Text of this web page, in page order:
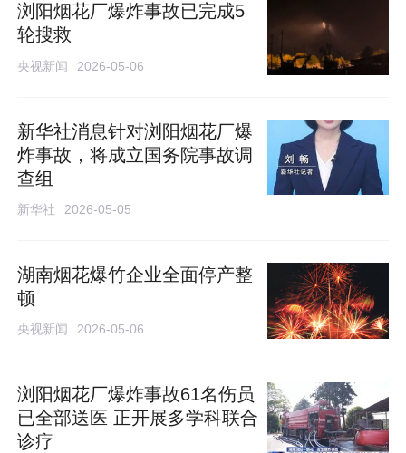
浏阳烟花厂爆炸事故已完成5
轮搜救
央视新闻 2026-05-06
新华社消息针对浏阳烟花厂爆
炸事故，将成立国务院事故调
查组
新华社 2026-05-05
湖南烟花爆竹企业全面停产整
顿
央视新闻 2026-05-06
浏阳烟花厂爆炸事故61名伤员
已全部送医 正开展多学科联合
诊疗